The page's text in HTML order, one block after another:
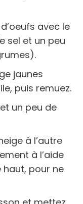
avec le
sel et un peu
jaunes
puis remuez.
un peu de
à l’autre
à l’aide
haut, pour ne